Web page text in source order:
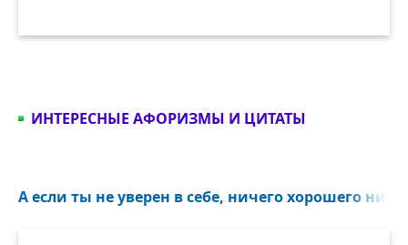
ИНТЕРЕСНЫЕ АФОРИЗМЫ И ЦИТАТЫ
А если ты не уверен в себе, ничего хорошего